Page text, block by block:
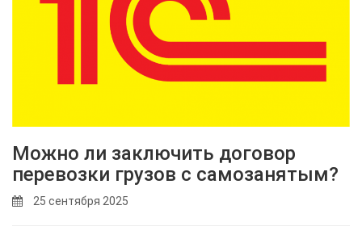
Можно ли заключить договор
перевозки грузов с самозанятым?
25 сентября 2025